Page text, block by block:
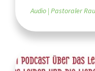
Audio Pastoraler